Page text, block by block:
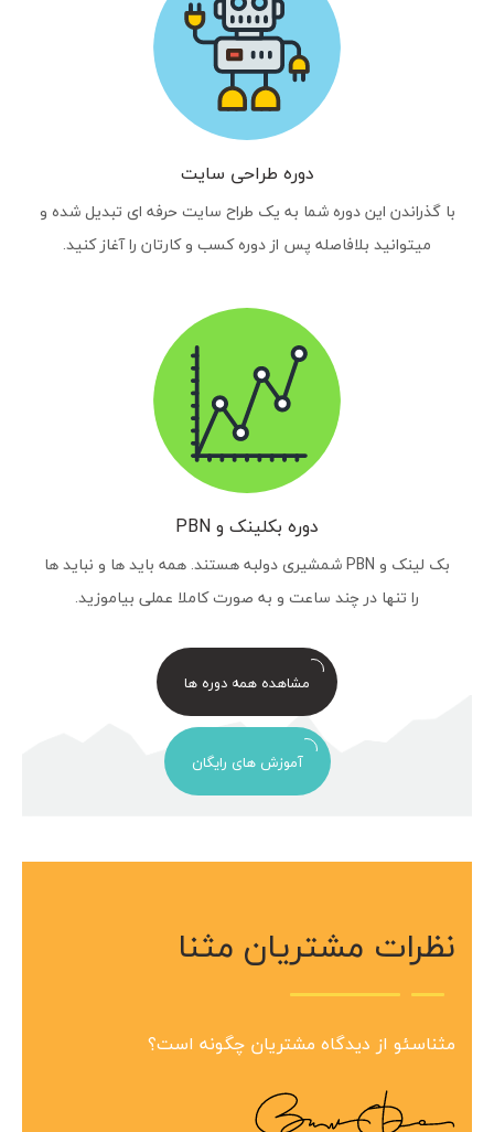
دوره طراحی سایت
با گذراندن این دوره شما به یک طراح سایت حرفه ای تبدیل شده و
میتوانید بلافاصله پس از دوره کسب و کارتان را آغاز کنید.
دوره بکلینک و PBN
بک لینک و PBN شمشیری دولبه هستند. همه باید ها و نباید ها
را تنها در چند ساعت و به صورت کاملا عملی بیاموزید.
مشاهده همه دوره ها
آموزش های رایگان
نظرات مشتریان مثنا
مثناسئو از دیدگاه مشتریان چگونه است؟